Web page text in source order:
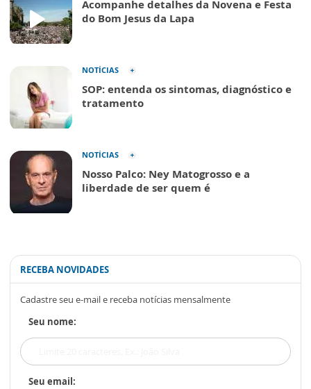
Acompanhe detalhes da Novena e Festa
do Bom Jesus da Lapa
NOTÍCIAS
SOP: entenda os sintomas, diagnóstico e
tratamento
NOTÍCIAS
Nosso Palco: Ney Matogrosso e a
liberdade de ser quem é
RECEBA NOVIDADES
Cadastre seu e-mail e receba notícias mensalmente
Seu nome:
Seu email: